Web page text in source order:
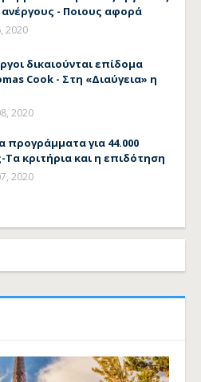
ανέργους - Ποιους αφορά
2020
δικαιούνται επίδομα
Cook - Στη «Διαύγεια» η
2020
προγράμματα για 44.000
Τα κριτήρια και η επιδότηση
2020